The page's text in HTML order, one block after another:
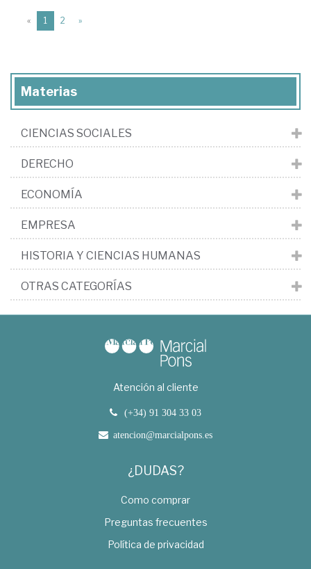
« 1 (current)
2 »
Materias
CIENCIAS SOCIALES
DERECHO
ECONOMÍA
EMPRESA
HISTORIA Y CIENCIAS HUMANAS
OTRAS CATEGORÍAS
Atención al cliente
(+34) 91 304 33 03
atencion@marcialpons.es
¿DUDAS?
Como comprar
Preguntas frecuentes
Política de privacidad